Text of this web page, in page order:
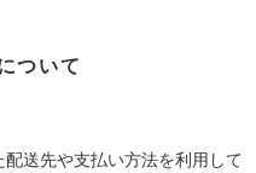
ついて
送先や支払い方法を利用して